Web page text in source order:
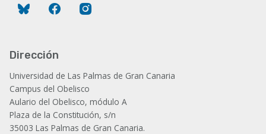
Bluesky Facebook
Dirección
Universidad de Las Palmas de Gran Canaria
Campus del Obelisco
Aulario del Obelisco, módulo A
Plaza de la Constitución, s/n
35003 Las Palmas de Gran Canaria.